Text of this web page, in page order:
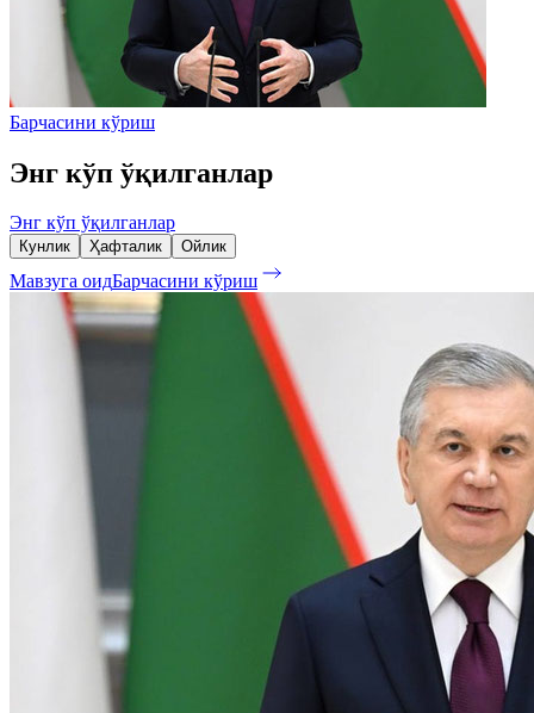
Барчасини кўриш
Энг кўп ўқилганлар
Энг кўп ўқилганлар
Кунлик Ҳафталик Ойлик
Мавзуга оидБарчасини кўриш